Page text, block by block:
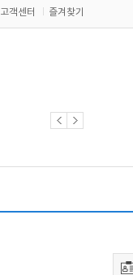
고객센터 즐겨찾기